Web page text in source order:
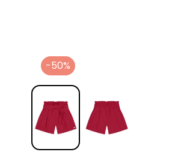
-50%